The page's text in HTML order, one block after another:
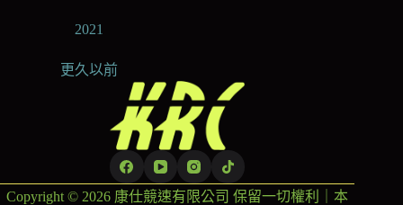
2021
更久以前
Copyright © 2026 康仕競速有限公司 保留一切權利｜本